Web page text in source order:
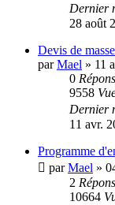
Dernier
28 août
Devis de
parMael » 11
0
9558
Dernier
11 avr.
Programme
parMael »
2
10664